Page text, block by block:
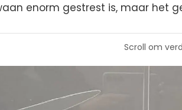
enorm gestrest is, maar het
Scroll om